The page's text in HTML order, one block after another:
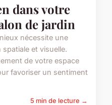
dans votre
de jardin
nécessite une
et visuelle.
de votre espace
favoriser un sentiment
5 min de lecture →